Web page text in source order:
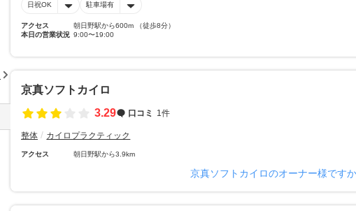
日祝OK 駐車場有
アクセス
朝日野駅から600m （徒歩8分）
本日の営業状況 9:00〜19:00
京真ソフトカイロ
3.29
口コミ 1件
整体 カイロプラクティック
アクセス 朝日野駅から3.9km
京真ソフトカイロのオーナー様です